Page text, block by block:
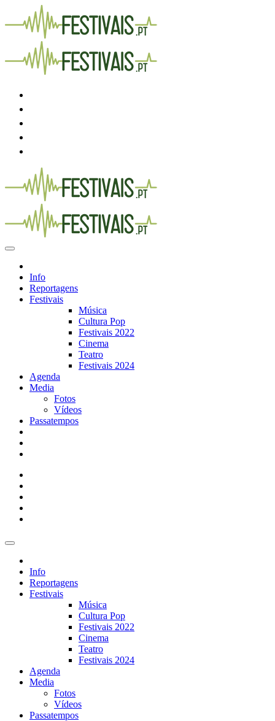
Info
Reportagens
Festivais
Música
Cultura Pop
Festivais 2022
Cinema
Teatro
Festivais 2024
Agenda
Media
Fotos
Vídeos
Passatempos
Info
Reportagens
Festivais
Música
Cultura Pop
Festivais 2022
Cinema
Teatro
Festivais 2024
Agenda
Media
Fotos
Vídeos
Passatempos